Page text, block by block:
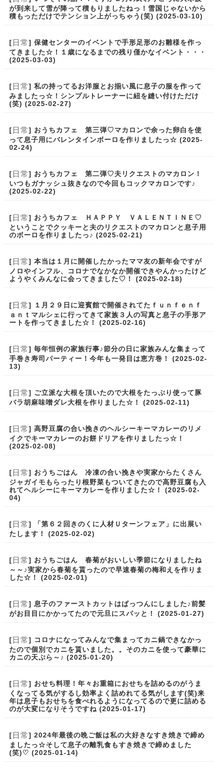
が到来して雪が降って積もりましたねっ！雪国じゃないから
積もっただけでテンション上がっちゃう(笑) (2025-03-10)
[ 日常] 保健センターのイベントで手形足形のお雛様を作っ
てきました☆！１歳になるまでの残り僅かなイベント・・・
(2025-03-03)
[ 日常] 私の持ってるお洋服とお揃い風に息子の服を作って
みましたっ☆！シンプルトレーナーに紐を縫い付けただけ
(笑) (2025-02-27)
[ 日常] おうちカフェ 第三弾♡マカロンで余った卵白を使
って息子用にバレンタインボーロを作りましたっ☆ (2025-
02-24)
[ 日常] おうちカフェ 第二弾♡夫リクエストのマカロン！
いつもガナッシュ抜きなので今回もコックマカロンです♪
(2025-02-22)
[ 日常] おうちカフェ ＨＡＰＰＹ ＶＡＬＥＮＴＩＮＥ♡
ということでクッキーと夫のリクエストのマカロンと息子用
のボーロを作りましたっ♪ (2025-02-21)
[ 日常] 本当は１月に開催したかったママ友の新年会ですが
ノロやインフル、コロナでなかなか開催できやんかったけど
ようやくみんなに会ってきました♡！ (2025-02-18)
[ 日常] １月２９日に迎賓館で開催されてたｆｕｎｆｅｎｆ
ａｎｔマルシェに行ってきて家族３人の写真と息子の手形ア
ートを作ってきました☆！ (2025-02-16)
[ 日常] 毎年恒例の家族行事♪節分の日に家族みんな集まって
手巻き寿司パーティー！今年も一発目は恵方巻！ (2025-02-
13)
[ 日常] ご立派な大根を頂いたので大根をたっぷり使って豚
バラ胡麻味噌ダレ大根を作りました☆！ (2025-02-11)
[ 日常] 高野豆腐の合い挽きのヘルシーキーマカレーのリメ
イクでキーマカレーのお餅ドリアを作りましたっ☆！
(2025-02-08)
[ 日常] おうちごはん 冷凍の合い挽きや実家からたくさん
ジャガイモもらったり根野菜もついてきたので高野豆腐も入
れてヘルシーにキーマカレーを作りました☆！ (2025-02-
04)
[ 日常] 「第６２回きのくに人材Ｕターンフェア」に出展い
たします！ (2025-02-02)
[ 日常] おうちごはん 春菊がおいしい季節になりましたね
～～♪実家から春菊を貰ったので早速春菊の梅和えを作りま
した☆！ (2025-02-01)
[ 日常] 息子のファーストカットはぱっつんにしました♪前髪
がお目目にかかってたので元旦にスパッと！ (2025-01-27)
[ 日常] コロナになってみんなで集まってカニ鍋できなかっ
たので個別でカニを貰いました。。そのカニを使って豪華に
カニの天ぷら～♪ (2025-01-20)
[ 日常] おせち料理！年々お重箱におせちを詰めるのがうま
くなってる気がするし効率よく詰めれてる気がします(笑)来
年は息子もおせちを食べれるようになってるので更に詰める
のが大変になりそうですね (2025-01-17)
[ 日常] 2024年最後の晩ご飯は私の大好きなすき焼きで締め
ましたっ☆そして息子の離乳食もすき焼きで締めました
(笑)♡ (2025-01-14)